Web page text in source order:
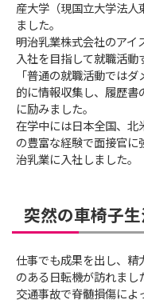
産大学（現国立大学法人
ました。
明治乳業株式会社のアイ
入社を目指して就職活動
「普通の就職活動では
的に情報収集し、履歴
に励みました。
在学中には日本全国、北
の豊富な経験で面接官に
治乳業に入社しました。
突然の車椅子
仕事でも成果を出し、精
のある日転機が訪れまし
交通事故で脊髄損傷によ